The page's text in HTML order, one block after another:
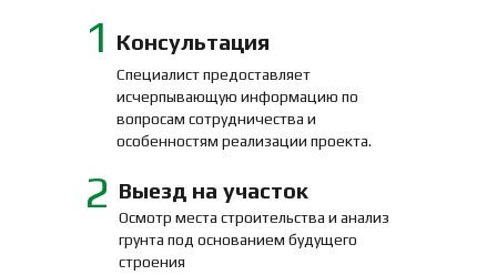
Специалист предоставляет
исчерпывающую информацию по
вопросам сотрудничества и
особенностям реализации проекта.
Консультация
1
Выезд на участок
Осмотр места строительства и анализ
грунта под основанием будущего
строения
2